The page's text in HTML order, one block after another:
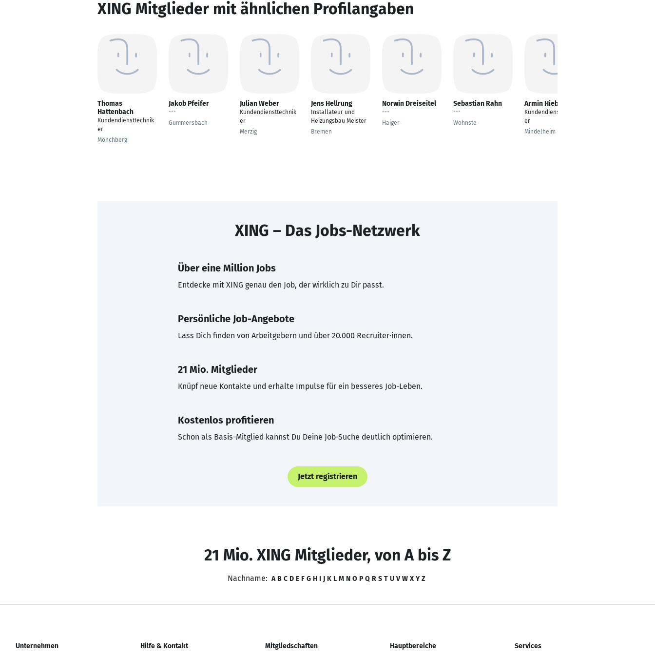
XING Mitglieder mit ähnlichen Profilangaben
Thomas
Hattenbach
Kundendiensttechnik
er
Mönchberg
Jakob Pfeifer
---
Gummersbach
Julian Weber
Kundendiensttechnik
er
Merzig
Jens Hellrung
Installateur und
Heizungsbau Meister
Bremen
Norwin Dreiseitel
---
Haiger
Sebastian Rahn
---
Wohnste
Armin Hieber
Kundendiensttechnik
er
Mindelheim
XING – Das Jobs-Netzwerk
Über eine Million Jobs
Entdecke mit XING genau den Job, der wirklich zu Dir passt.
Persönliche Job-Angebote
Lass Dich finden von Arbeitgebern und über 20.000 Recruiter·innen.
21 Mio. Mitglieder
Knüpf neue Kontakte und erhalte Impulse für ein besseres Job-Leben.
Kostenlos profitieren
Schon als Basis-Mitglied kannst Du Deine Job-Suche deutlich optimieren.
Jetzt registrieren
21 Mio. XING Mitglieder, von A bis Z
Nachname: A B C D E F G H I J K L M N O P Q R S T U V W X Y Z
Unternehmen Hilfe & Kontakt Mitgliedschaften Hauptbereiche Services